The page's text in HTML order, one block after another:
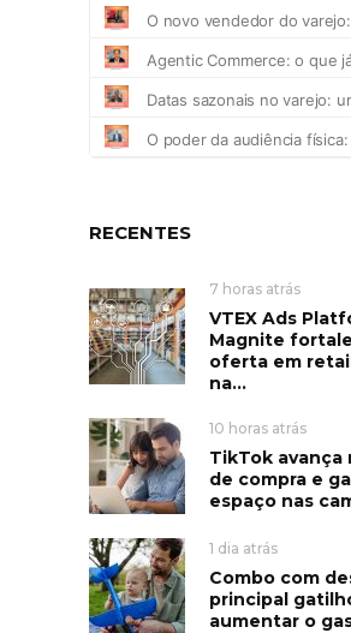
RECENTES
7 horas atrás
VTEX Ads
Magnite
oferta em
na...
10 horas atrás
TikTok avança
de compra e
espaço nas
1 dia atrás
Combo com
principal
aumentar o